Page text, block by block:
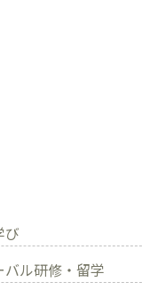
び
ル研修・留学